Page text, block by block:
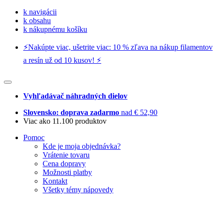
k navigácii
k obsahu
k nákupnému košíku
⚡️Nakúpte viac, ušetrite viac: 10 % zľava na nákup filamentov
a resín už od 10 kusov! ⚡️
Vyhľadávač náhradných dielov
Slovensko: doprava zadarmo nad € 52,90
Viac ako 11.100 produktov
Pomoc
Kde je moja objednávka?
Vrátenie tovaru
Cena dopravy
Možnosti platby
Kontakt
Všetky témy nápovedy